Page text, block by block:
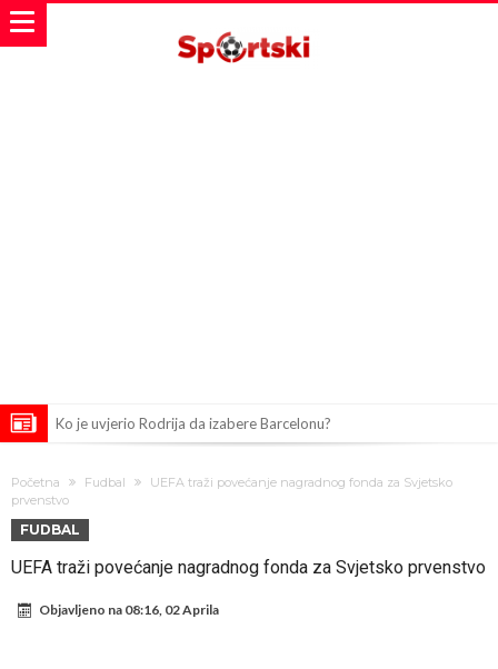
Ko je uvjerio Rodrija da izabere Barcelonu?
Đani Infantino uzvraća udarac, ko ga je sve podržao do sada?
Manchester City pronašao idealnu zamjenu za Rodrija
Samo dva fudbalska velikana uspjela su ostvariti “nemoguće”! Jedan
od njih je Messi, znate li ko je drugi?
Прijelom u transferu Romera? Inter nema dovoljno sredstava,
Početna Fudbal
UEFA traži povećanje nagradnog fonda za Svjetsko
prvenstvo
FUDBAL
UEFA traži povećanje nagradnog fonda za Svjetsko prvenstvo
Objavljeno na 08:16, 02 Aprila